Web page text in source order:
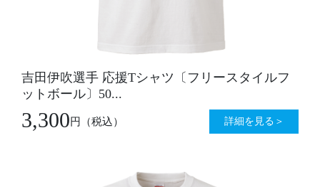
吉田伊吹選手 応援Tシャツ〔フリースタイルフ
ットボール〕50...
3,300円 （税込） 詳細を見る＞